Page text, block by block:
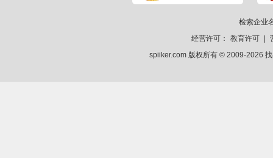
检索企业
经营许可：
教育许可
spiiker.com 版权所有 © 2009-2026